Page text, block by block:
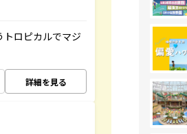
ロピカルでマジ
詳細を見る